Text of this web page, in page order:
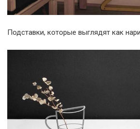
Подставки, которые выглядят как